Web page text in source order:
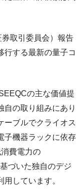
取引委員会）報告
行する最新の量子コ
の主な価値提
自の取り組みにあり
ーブルでクライオス
子機器ラックに依存
費電力の
づいた独自のデジ
しています。